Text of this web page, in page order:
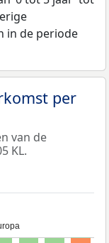
in de periode
per
van de
KL.